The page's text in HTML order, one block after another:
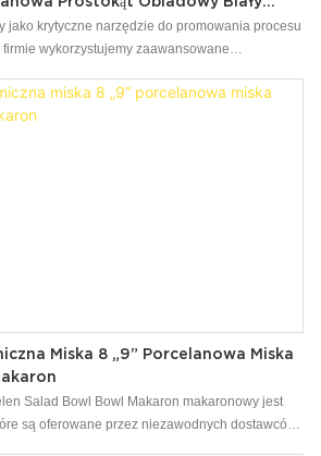
Stołowa
jako krytyczne narzędzie do promowania procesu
wykorzystujemy zaawansowane
Restangle Restauran Restaurant Restaurant
produkt może wydać swój najlepszy efekt.
Miska 8 „9” Porcelanowa Miska
Salad Bowl Bowl Makaron makaronowy jest
są oferowane przez niezawodnych dostawców i